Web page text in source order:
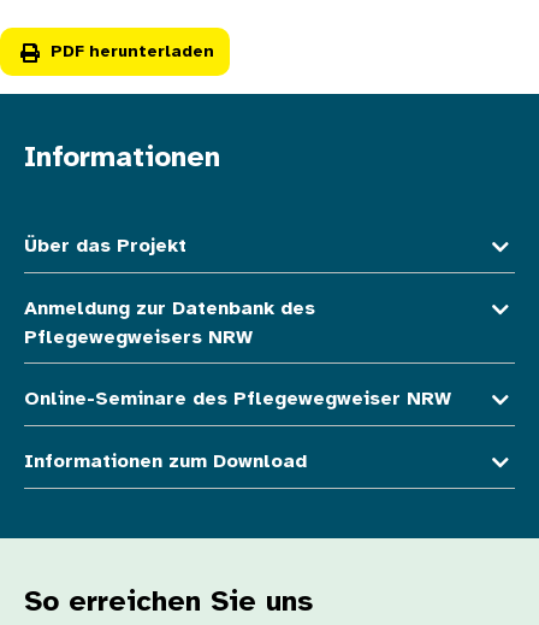
PDF herunterladen
Informationen
Über das Projekt
Anmeldung zur Datenbank des
Pflegewegweisers NRW
Online-Seminare des Pflegewegweiser NRW
Informationen zum Download
So erreichen Sie uns